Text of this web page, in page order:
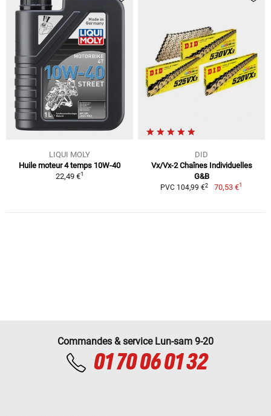
LIQUI MOLY
Huile moteur 4 temps 10W-40
22,49 €1
DID
Vx/Vx-2 Chaînes Individuelles
G&B
PVC 104,99 €2 70,53 €1
Commandes & service Lun-sam 9-20
01 70 06 01 32